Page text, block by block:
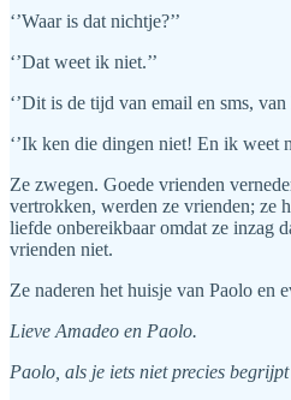
‘’Waar is dat nichtje?’’
‘’Dat weet ik niet.’’
‘’Dit is de tijd van email en sms,
‘’Ik ken die dingen niet! En ik weet
Ze zwegen. Goede vrienden
vertrokken, werden ze vrienden; ze
liefde onbereikbaar omdat ze inzag
vrienden niet.
Ze naderen het huisje van Paolo en
Lieve Amadeo en Paolo.
Paolo, als je iets niet precies